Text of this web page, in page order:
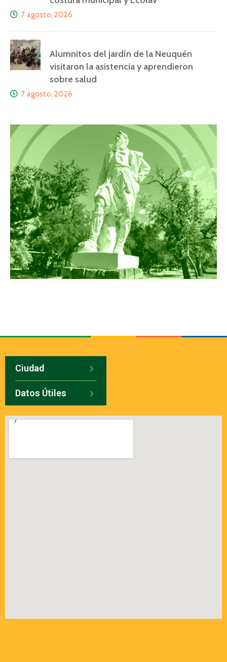
7 agosto, 2026
Alumnitos del jardín de la Neuquén
visitaron la asistencia y aprendieron
sobre salud
7 agosto, 2026
Ciudad
Datos Útiles